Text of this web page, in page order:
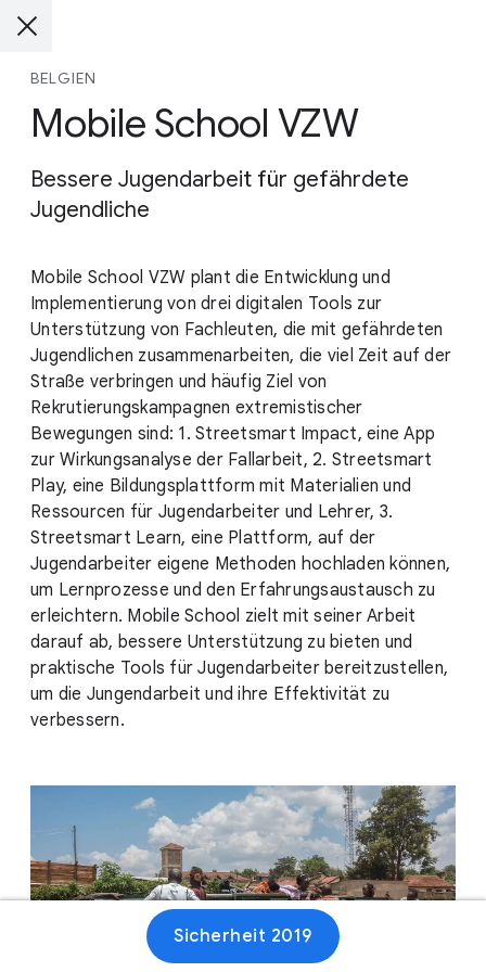
BELGIEN
Mobile School VZW
Bessere Jugendarbeit für gefährdete
Jugendliche
Mobile School VZW plant die Entwicklung und
Implementierung von drei digitalen Tools zur
Unterstützung von Fachleuten, die mit gefährdeten
Jugendlichen zusammenarbeiten, die viel Zeit auf der
Straße verbringen und häufig Ziel von
Rekrutierungskampagnen extremistischer
Bewegungen sind: 1. Streetsmart Impact, eine App
zur Wirkungsanalyse der Fallarbeit, 2. Streetsmart
Play, eine Bildungsplattform mit Materialien und
Ressourcen für Jugendarbeiter und Lehrer, 3.
Streetsmart Learn, eine Plattform, auf der
Jugendarbeiter eigene Methoden hochladen können,
um Lernprozesse und den Erfahrungsaustausch zu
erleichtern. Mobile School zielt mit seiner Arbeit
darauf ab, bessere Unterstützung zu bieten und
praktische Tools für Jugendarbeiter bereitzustellen,
um die Jungendarbeit und ihre Effektivität zu
verbessern.
Sicherheit 2019